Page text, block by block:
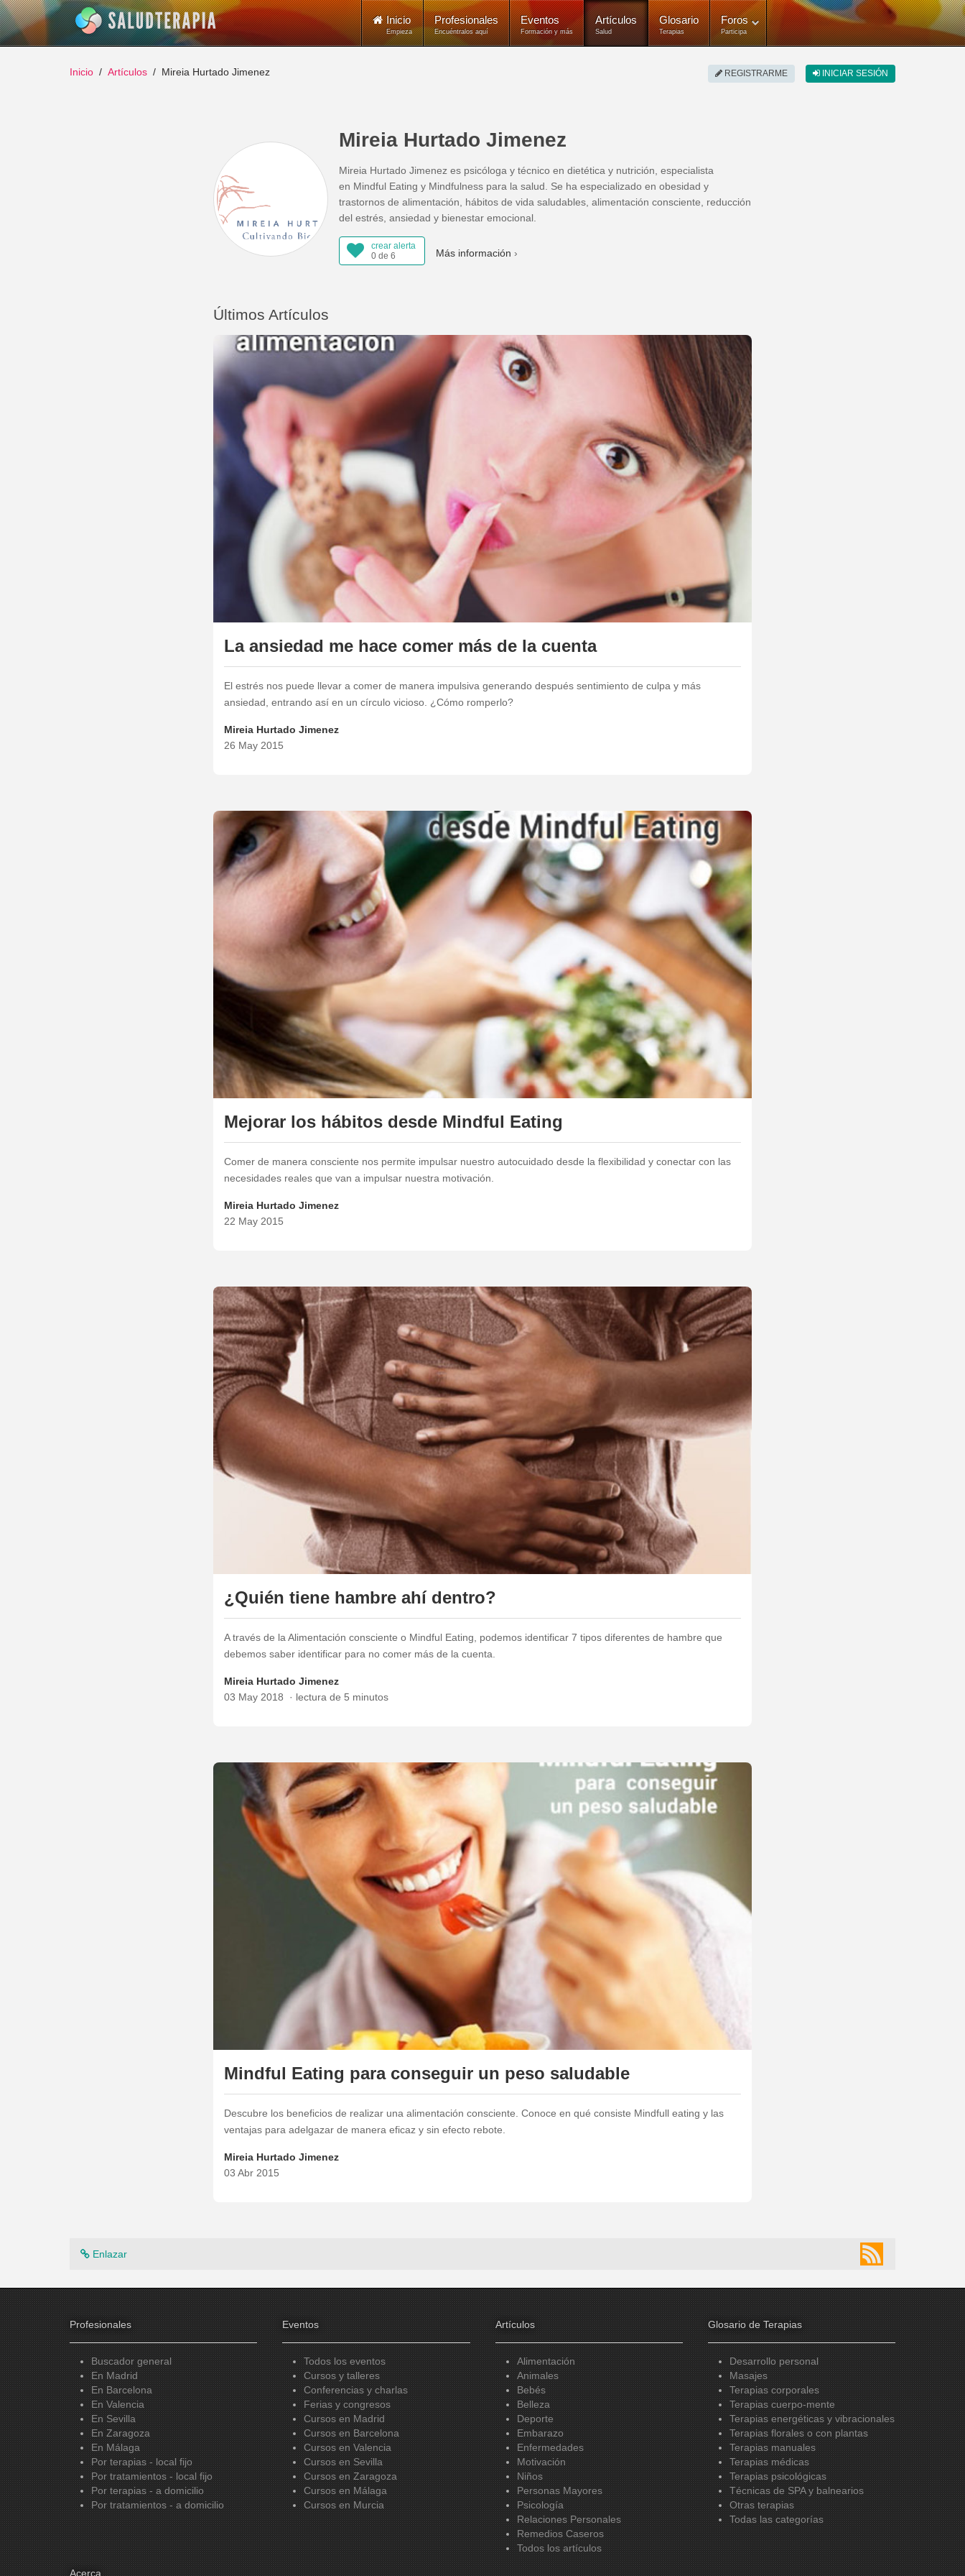
Inicio
Empieza
Profesionales
Encuéntralos aquí
Eventos
Formación y más
Artículos
Salud
Glosario
Terapias
Foros
Participa
REGISTRARME INICIAR SESIÓN
Inicio Artículos Mireia Hurtado Jimenez
Mireia Hurtado Jimenez
Mireia Hurtado Jimenez es psicóloga y técnico en dietética y nutrición, especialista
en Mindful Eating y Mindfulness para la salud. Se ha especializado en obesidad y
trastornos de alimentación, hábitos de vida saludables, alimentación consciente, reducción
del estrés, ansiedad y bienestar emocional.
crear alerta
0 de 6
Más información
Últimos Artículos
La ansiedad me hace comer más de la cuenta
El estrés nos puede llevar a comer de manera impulsiva generando después sentimiento de culpa y más
ansiedad, entrando así en un círculo vicioso. ¿Cómo romperlo?
Mireia Hurtado Jimenez
26 May 2015
Mejorar los hábitos desde Mindful Eating
Comer de manera consciente nos permite impulsar nuestro autocuidado desde la flexibilidad y conectar con las
necesidades reales que van a impulsar nuestra motivación.
Mireia Hurtado Jimenez
22 May 2015
¿Quién tiene hambre ahí dentro?
A través de la Alimentación consciente o Mindful Eating, podemos identificar 7 tipos diferentes de hambre que
debemos saber identificar para no comer más de la cuenta.
Mireia Hurtado Jimenez
03 May 2018
lectura de 5 minutos
Mindful Eating para conseguir un peso saludable
Descubre los beneficios de realizar una alimentación consciente. Conoce en qué consiste Mindfull eating y las
ventajas para adelgazar de manera eficaz y sin efecto rebote.
Mireia Hurtado Jimenez
03 Abr 2015
Enlazar
Profesionales
Buscador general
En Madrid
En Barcelona
En Valencia
En Sevilla
En Zaragoza
En Málaga
Por terapias - local fijo
Por tratamientos - local fijo
Por terapias - a domicilio
Por tratamientos - a domicilio
Eventos
Todos los eventos
Cursos y talleres
Conferencias y charlas
Ferias y congresos
Cursos en Madrid
Cursos en Barcelona
Cursos en Valencia
Cursos en Sevilla
Cursos en Zaragoza
Cursos en Málaga
Cursos en Murcia
Artículos
Alimentación
Animales
Bebés
Belleza
Deporte
Embarazo
Enfermedades
Motivación
Niños
Personas Mayores
Psicología
Relaciones Personales
Remedios Caseros
Todos los artículos
Glosario de Terapias
Desarrollo personal
Masajes
Terapias corporales
Terapias cuerpo-mente
Terapias energéticas y vibracionales
Terapias florales o con plantas
Terapias manuales
Terapias médicas
Terapias psicológicas
Técnicas de SPA y balnearios
Otras terapias
Todas las categorías
Acerca